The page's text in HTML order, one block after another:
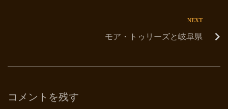
NEXT
モア・トゥリーズと岐阜県
コメントを残す